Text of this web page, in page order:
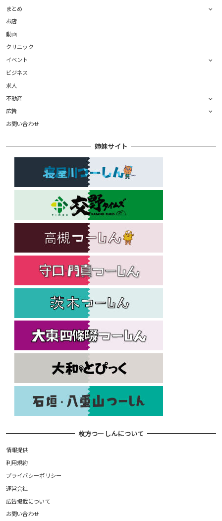
まとめ
お店
動画
クリニック
イベント
ビジネス
求人
不動産
広告
お問い合わせ
姉妹サイト
枚方つーしんについて
情報提供
利用規約
プライバシーポリシー
運営会社
広告掲載について
お問い合わせ